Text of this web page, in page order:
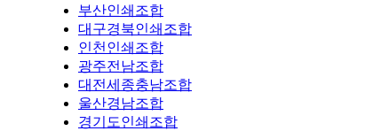
부산인쇄조합
대구경북인쇄조합
인천인쇄조합
광주전남조합
대전세종충남조합
울산경남조합
경기도인쇄조합